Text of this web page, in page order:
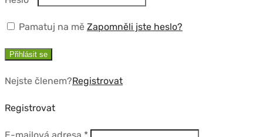
Pamatuj na mě Zapomněli jste heslo?
Přihlásit se
Nejste členem?Registrovat
Registrovat
Povinné